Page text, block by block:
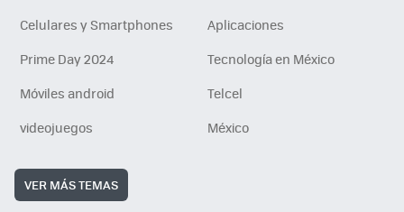
Celulares y Smartphones
Aplicaciones
Prime Day 2024
Tecnología en México
Móviles android
Telcel
videojuegos
México
VER MÁS TEMAS